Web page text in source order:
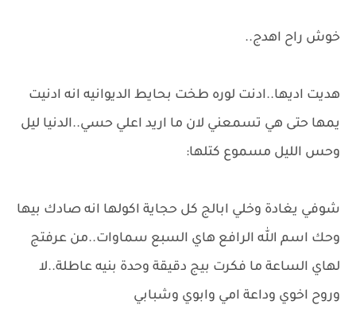
خوش راح اهدج..
هديت اديها..ادنت لوره طخت بحايط الديوانيه انه ادنيت
يمها حتى هي تسمعني لان ما اريد اعلي حسي..الدنيا ليل
وحس الليل مسموع كتلها:
شوفي يغادة وخلي ابالج كل حجاية اكولها انه صادك بيها
وحك اسم الله الرافع هاي السبع سماوات..من عرفتج
لهاي الساعة ما فكرت بيج دقيقة وحدة بنيه عاطلة..لا
وروح اخوي وداعة امي وابوي وشبابي